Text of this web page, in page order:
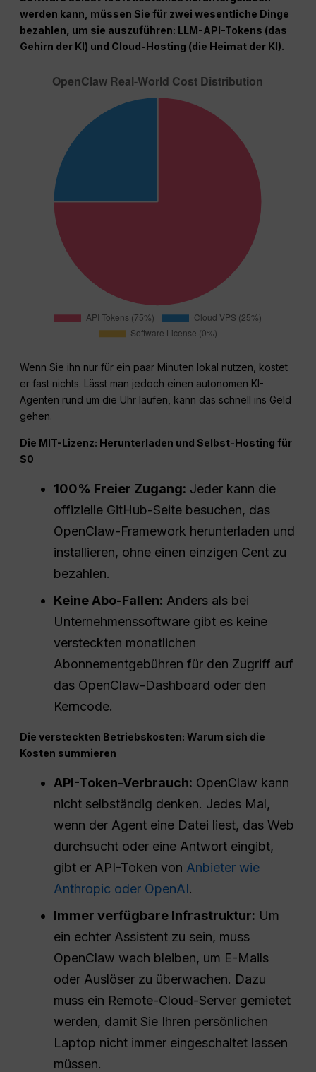
werden kann, müssen Sie für zwei wesentliche Dinge
bezahlen, um sie auszuführen: LLM-API-Tokens (das
Gehirn der KI) und Cloud-Hosting (die Heimat der KI).
Wenn Sie ihn nur für ein paar Minuten lokal nutzen, kostet
er fast nichts. Lässt man jedoch einen autonomen KI-
Agenten rund um die Uhr laufen, kann das schnell ins Geld
gehen.
Die MIT-Lizenz: Herunterladen und Selbst-Hosting für
$0
100% Freier Zugang: Jeder kann die
offizielle GitHub-Seite besuchen, das
OpenClaw-Framework herunterladen und
installieren, ohne einen einzigen Cent zu
bezahlen.
Keine Abo-Fallen: Anders als bei
Unternehmenssoftware gibt es keine
versteckten monatlichen
Abonnementgebühren für den Zugriff auf
das OpenClaw-Dashboard oder den
Kerncode.
Die versteckten Betriebskosten: Warum sich die
Kosten summieren
API-Token-Verbrauch: OpenClaw kann
nicht selbständig denken. Jedes Mal,
wenn der Agent eine Datei liest, das Web
durchsucht oder eine Antwort eingibt,
gibt er API-Token von Anbieter wie
Anthropic oder OpenAI.
Immer verfügbare Infrastruktur: Um
ein echter Assistent zu sein, muss
OpenClaw wach bleiben, um E-Mails
oder Auslöser zu überwachen. Dazu
muss ein Remote-Cloud-Server gemietet
werden, damit Sie Ihren persönlichen
Laptop nicht immer eingeschaltet lassen
müssen.